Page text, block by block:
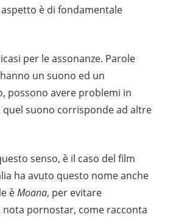
è di fondamentale
per le assonanze. Parole
un suono ed un
possono avere problemi in
quel suono corrisponde ad altre
senso, è il caso del film
ha avuto questo nome anche
èMoana, per evitare
nota pornostar, come racconta